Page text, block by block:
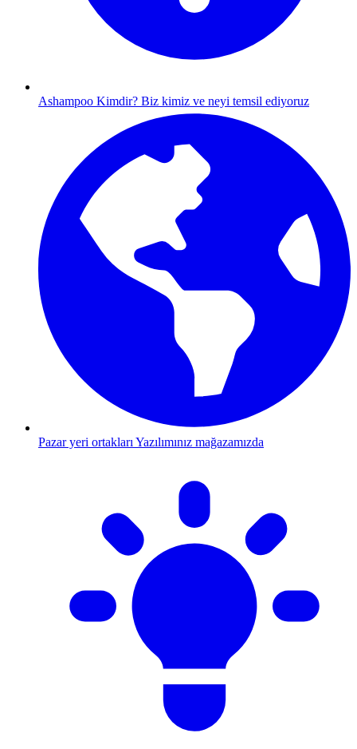
Ashampoo Kimdir? Biz kimiz ve neyi temsil ediyoruz
Pazar yeri ortakları Yazılımınız mağazamızda